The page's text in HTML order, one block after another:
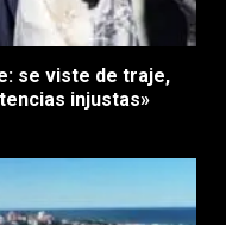
se viste de traje,
injustas»